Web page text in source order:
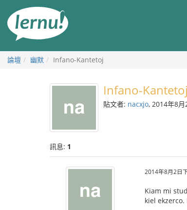
論壇 幽默 Infano-Kantetoj
Infano-Kantetoj
貼文者: nacxjo, 2014年8月
訊息: 1
2014年8月2日
Kiam mi
kiel